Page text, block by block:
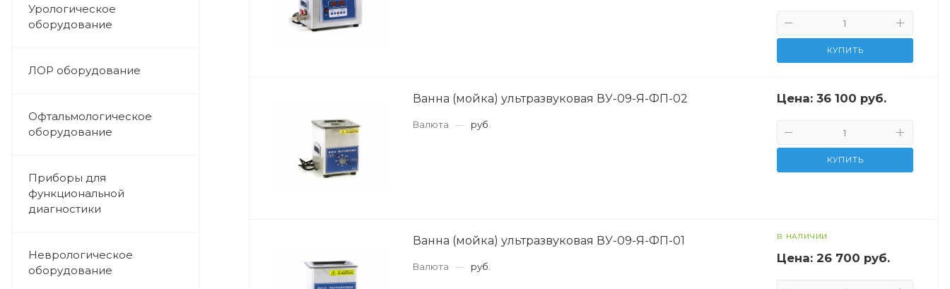
Урологическое
оборудование
ЛОР оборудование
Офтальмологическое
оборудование
Приборы для
функциональной
диагностики
Неврологическое
оборудование
КУПИТЬ
Ванна (мойка) ультразвуковая ВУ-09-Я-ФП-02
Валюта — руб.
Цена: 36 100 руб.
КУПИТЬ
Ванна (мойка) ультразвуковая ВУ-09-Я-ФП-01
Валюта — руб.
В НАЛИЧИИ
Цена: 26 700 руб.